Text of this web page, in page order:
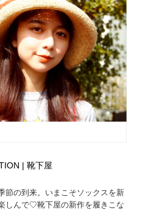
| 靴下屋
節の到来。いまこそソックスを新
しんで♡靴下屋の新作を履きこな